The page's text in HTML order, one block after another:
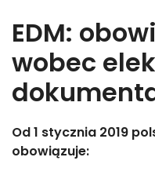
EDM:
wobec
Od 1 stycznia 2019
obowiązuje: